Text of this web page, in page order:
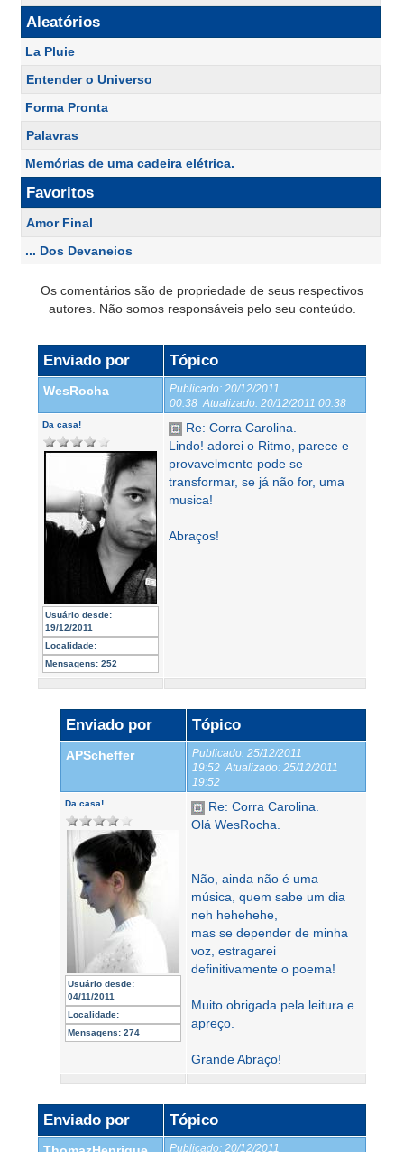
Aleatórios
La Pluie
Entender o Universo
Forma Pronta
Palavras
Memórias de uma cadeira elétrica.
Favoritos
Amor Final
... Dos Devaneios
Os comentários são de propriedade de seus respectivos
autores. Não somos responsáveis pelo seu conteúdo.
Enviado por Tópico
WesRocha Publicado: 20/12/2011
00:38 Atualizado: 20/12/2011 00:38
Da casa!
Usuário desde:
19/12/2011
Localidade:
Mensagens: 252
Re: Corra Carolina.
Lindo! adorei o Ritmo, parece e
provavelmente pode se
transformar, se já não for, uma
musica!
Abraços!
Enviado por Tópico
APScheffer Publicado: 25/12/2011
19:52 Atualizado: 25/12/2011
19:52
Da casa!
Usuário desde:
04/11/2011
Localidade:
Mensagens: 274
Re: Corra Carolina.
Olá WesRocha.
Não, ainda não é uma
música, quem sabe um dia
neh hehehehe,
mas se depender de minha
voz, estragarei
definitivamente o poema!
Muito obrigada pela leitura e
apreço.
Grande Abraço!
Enviado por Tópico
Publicado: 20/12/2011